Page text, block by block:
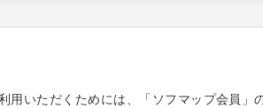
用いただくためには、「ソフマップ会員」